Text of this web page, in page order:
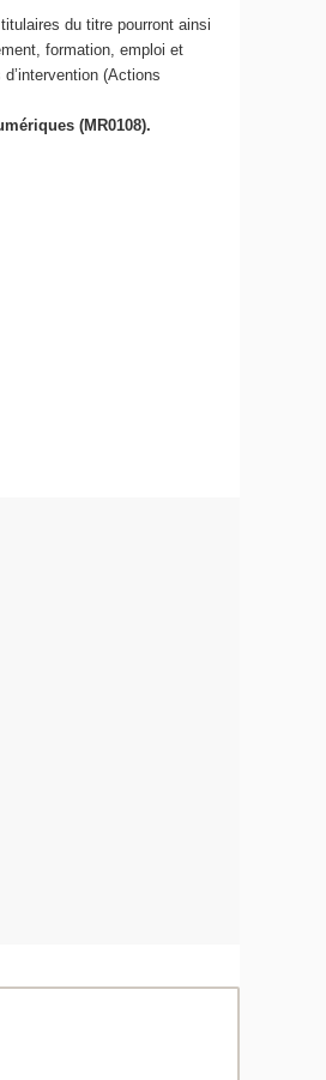
du titre pourront ainsi
formation, emploi et
(Actions
(MR0108).